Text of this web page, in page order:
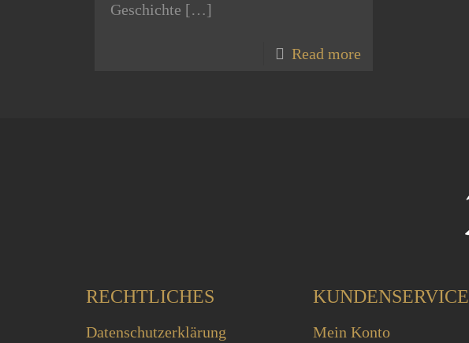
Geschichte […]
Read more
RECHTLICHES
Datenschutzerklärung
KUNDENSERVICE
Mein Konto